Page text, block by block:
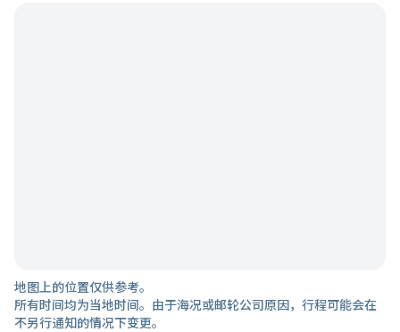
地图上的位置仅供参考。
所有时间均为当地时间。由于海况或邮轮公司原因，行程可能会在
不另行通知的情况下变更。